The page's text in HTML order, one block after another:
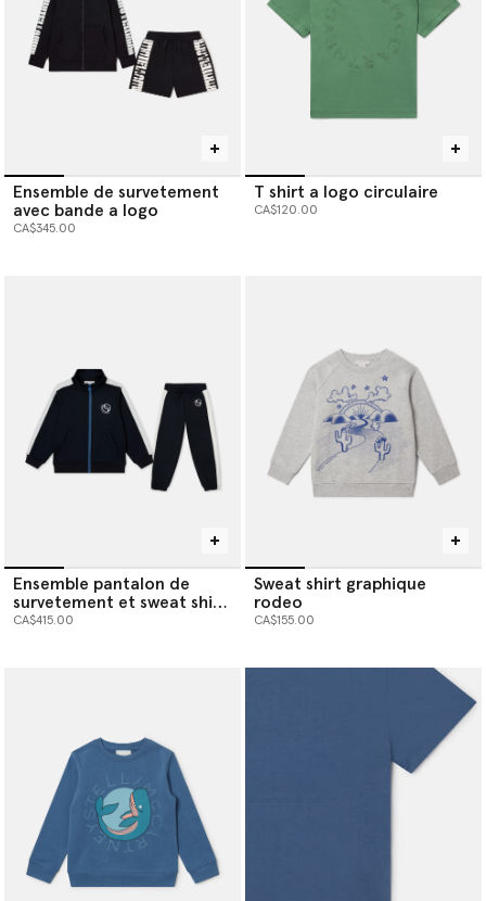
Ensemble de survetement
avec bande a logo
CA$345.00
T shirt a logo circulaire
CA$120.00
Ensemble pantalon de
survetement et sweat shirt
a logo S Wave
CA$415.00
Sweat shirt graphique
rodeo
CA$155.00